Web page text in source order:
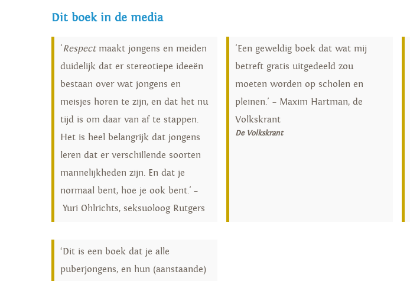
Dit boek in de media
'Respectmaakt jongens en meiden
duidelijk dat er stereotiepe ideeën
bestaan over wat jongens en
meisjes horen te zijn, en dat het nu
tijd is om daar van af te stappen.
Het is heel belangrijk dat jongens
leren dat er verschillende soorten
mannelijkheden zijn. En dat je
normaal bent, hoe je ook bent.' –
Yuri Ohlrichts, seksuoloog Rutgers
'Een geweldig boek dat wat mij
betreft gratis uitgedeeld zou
moeten worden op scholen en
pleinen.' – Maxim Hartman, de
Volkskrant
De Volkskrant
‘Dit is een boek dat je alle
puberjongens, en hun (aanstaande)